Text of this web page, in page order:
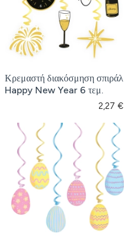
Κρεμαστή διακόσμηση σπιράλ
Happy New Year 6 τεμ.
2,27 €